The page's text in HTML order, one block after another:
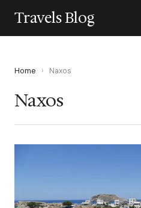
Travels Blog
Home › Naxos
Naxos